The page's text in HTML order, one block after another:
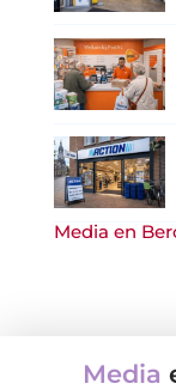
Media en
Media